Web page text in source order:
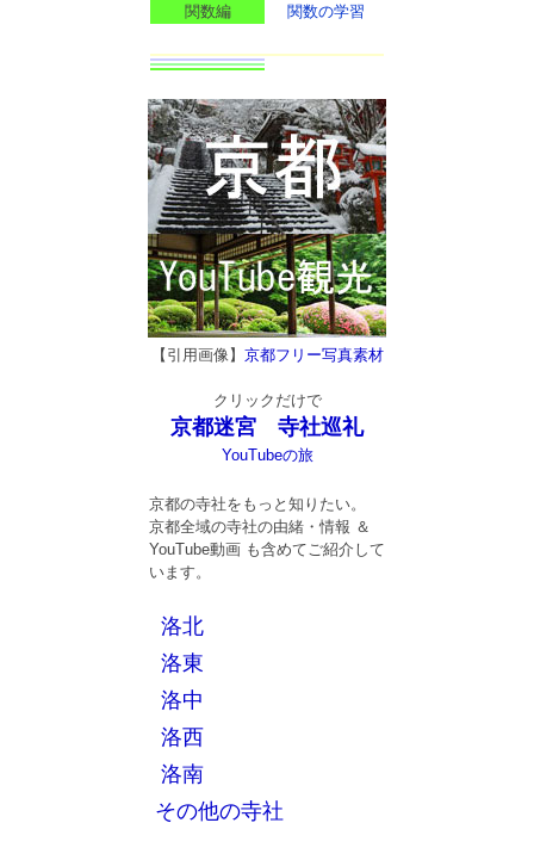
関数編 関数の学習
【引用画像】 京都フリー写真素材
クリックだけで
京都迷宮 寺社巡礼
YouTubeの旅
京都の寺社をもっと知りたい。
京都全域の寺社の由緒・情報 ＆
YouTube動画 も含めてご紹介して
います。
洛北
洛東
洛中
洛西
洛南
その他の寺社